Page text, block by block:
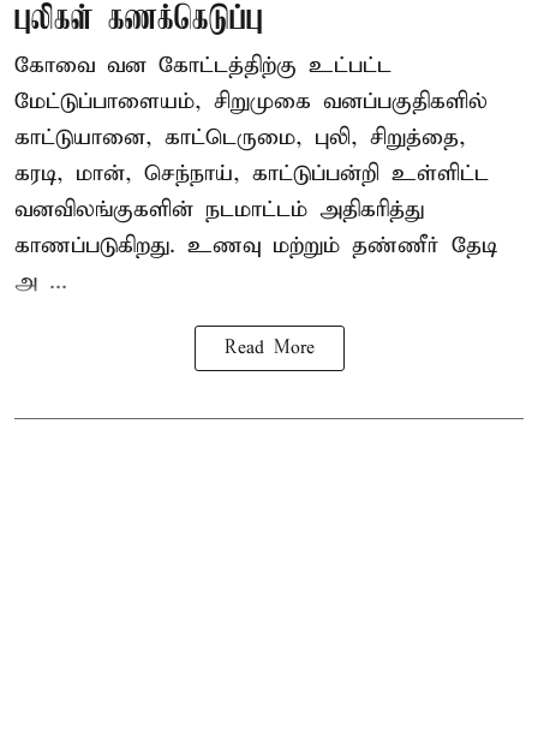
புலிகள் கணக்கெடுப்பு
கோவை வன கோட்டத்திற்கு உட்பட்ட
மேட்டுப்பாளையம், சிறுமுகை வனப்பகுதிகளில்
காட்டுயானை, காட்டெருமை, புலி, சிறுத்தை,
கரடி, மான், செந்நாய், காட்டுப்பன்றி உள்ளிட்ட
வனவிலங்குகளின் நடமாட்டம் அதிகரித்து
காணப்படுகிறது. உணவு மற்றும் தண்ணீர் தேடி
அ ...
Read More